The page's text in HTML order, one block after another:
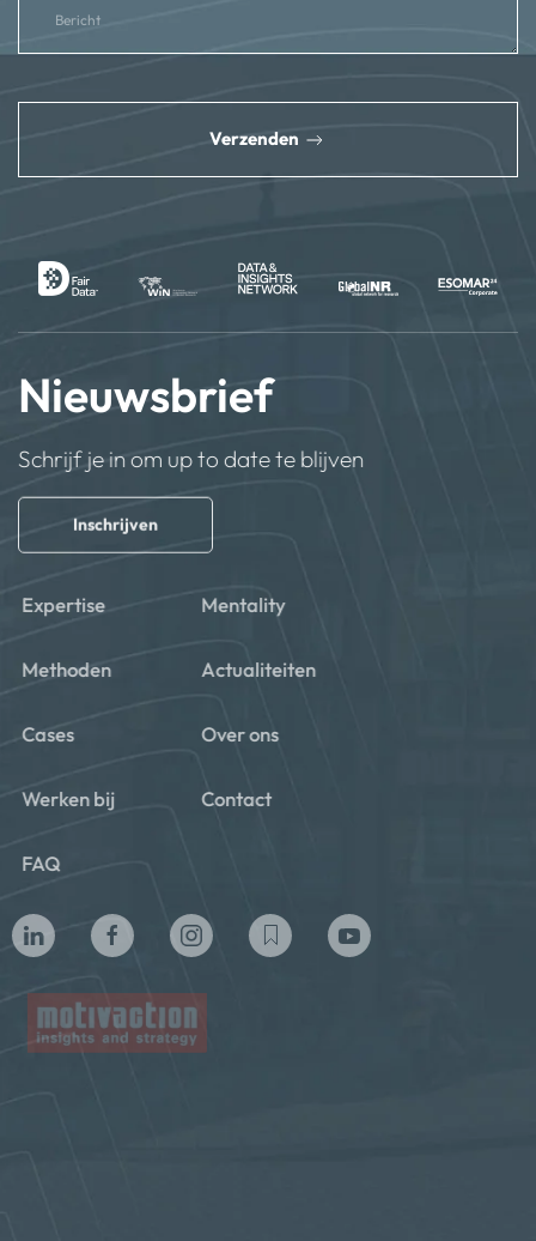
Verzenden
Nieuwsbrief
Schrijf je in om up to date te blijven
Inschrijven
Expertise Mentality
Methoden Actualiteiten
Cases Over ons
Werken bij Contact
FAQ